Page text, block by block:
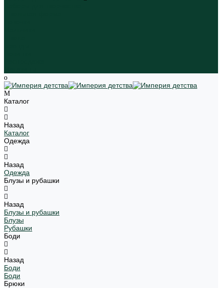
Каталог
Назад
Каталог
Одежда
Назад
Одежда
Блузы и рубашки
Назад
Блузы и рубашки
Блузы
Рубашки
Боди
Назад
Боди
Боди
Брюки